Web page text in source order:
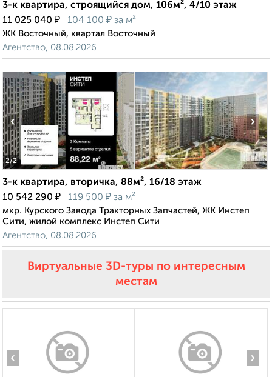
3-к квартира, строящийся дом, 106м², 4/10 этаж
11 025 040 ₽ 104 100 ₽ за м²
ЖК Восточный, квартал Восточный
Агентство, 08.08.2026
2/2
‹ ›
3-к квартира, вторичка, 88м², 16/18 этаж
10 542 290 ₽ 119 500 ₽ за м²
мкр. Курского Завода Тракторных Запчастей, ЖК Инстеп
Сити, жилой комплекс Инстеп Сити
Агентство, 08.08.2026
Виртуальные 3D-туры по интересным
местам
‹ ›